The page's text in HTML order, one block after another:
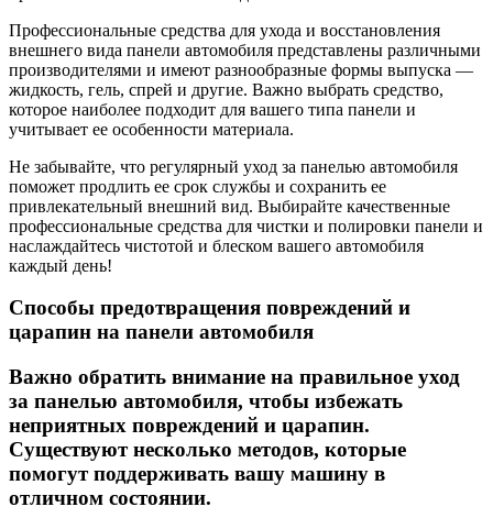
Профессиональные средства для ухода и восстановления
внешнего вида панели автомобиля представлены различными
производителями и имеют разнообразные формы выпуска —
жидкость, гель, спрей и другие. Важно выбрать средство,
которое наиболее подходит для вашего типа панели и
учитывает ее особенности материала.
Не забывайте, что регулярный уход за панелью автомобиля
поможет продлить ее срок службы и сохранить ее
привлекательный внешний вид. Выбирайте качественные
профессиональные средства для чистки и полировки панели и
наслаждайтесь чистотой и блеском вашего автомобиля
каждый день!
Способы предотвращения повреждений и
царапин на панели автомобиля
Важно обратить внимание на правильное уход
за панелью автомобиля, чтобы избежать
неприятных повреждений и царапин.
Существуют несколько методов, которые
помогут поддерживать вашу машину в
отличном состоянии.